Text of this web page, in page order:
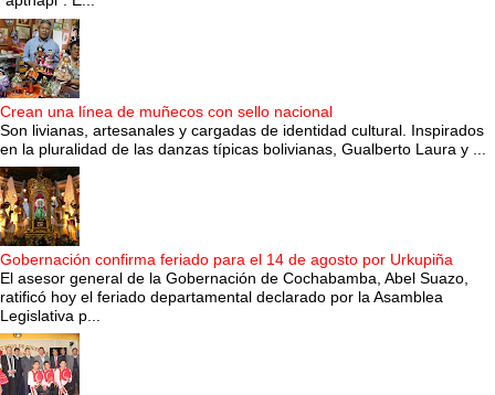
Crean una línea de muñecos con sello nacional
Son livianas, artesanales y cargadas de identidad cultural. Inspirados
en la pluralidad de las danzas típicas bolivianas, Gualberto Laura y ...
Gobernación confirma feriado para el 14 de agosto por Urkupiña
El asesor general de la Gobernación de Cochabamba, Abel Suazo,
ratificó hoy el feriado departamental declarado por la Asamblea
Legislativa p...